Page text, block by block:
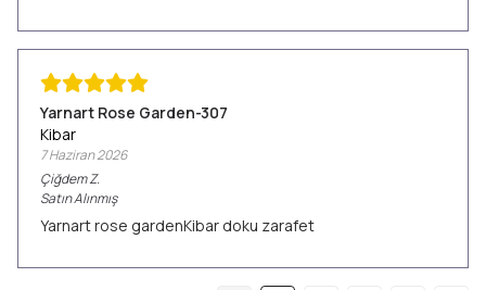
Yarnart Rose Garden-307
Kibar
7 Haziran 2026
ÇiğdemZ.
Satın Alınmış
Yarnart rose gardenKibar doku zarafet